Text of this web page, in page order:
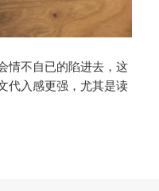
情不自已的陷进去，这
代入感更强，尤其是读
抗这生猛的世界